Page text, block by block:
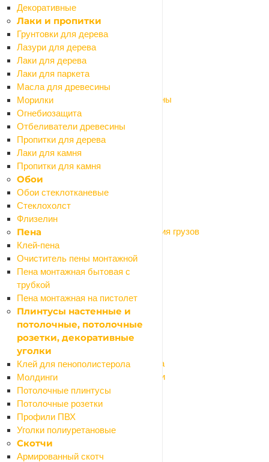
Декоративные
Лаки и пропитки
Грунтовки для дерева
Лазури для дерева
Лаки для дерева
Лаки для паркета
Масла для древесины
Морилки
Огнебиозащита
Отбеливатели древесины
Пропитки для дерева
Лаки для камня
Пропитки для камня
Обои
Обои стеклотканевые
Стеклохолст
Флизелин
Пена
Клей-пена
Очиститель пены монтажной
Пена монтажная бытовая с
трубкой
Пена монтажная на пистолет
Плинтусы настенные и
потолочные, потолочные
розетки, декоративные
уголки
Клей для пенополистерола
Молдинги
Потолочные плинтусы
Потолочные розетки
Профили ПВХ
Уголки полиуретановые
Скотчи
Армированный скотч
Пилы
Плиткорезы дисковые ручные
Пылесосы строительные
Рубанки эл.
Сварочные аппараты
Фены технические (строительные)
Фрезеры
Шлифмашины и полировальные машины
Штроборезы
Шуруповерты
Станки
Оборудование для мастерской
Назад
Оборудование для мастерской
Автомобильные аксессуары
Верстаки, подставки, распоры
Магнитные крепления
Оборудование для подъёма и крепления грузов
Системы хранения
Тачки и тележки
Лестницы
Паяльное оборудование
Инструмент ручной
Назад
Инструмент ручной
Емкости строительные
Инструмент малярно-штукатурный
Инструмент для резки кафеля и стекла
Инструмент для шлифования и заточки
Ключи гаечные, головки торцевые
Ломы, гвоздодеры, монтировки, кирки
Напильники, надфили
Ножи и лезвия
Ножницы бытовые
Ножницы по металлу